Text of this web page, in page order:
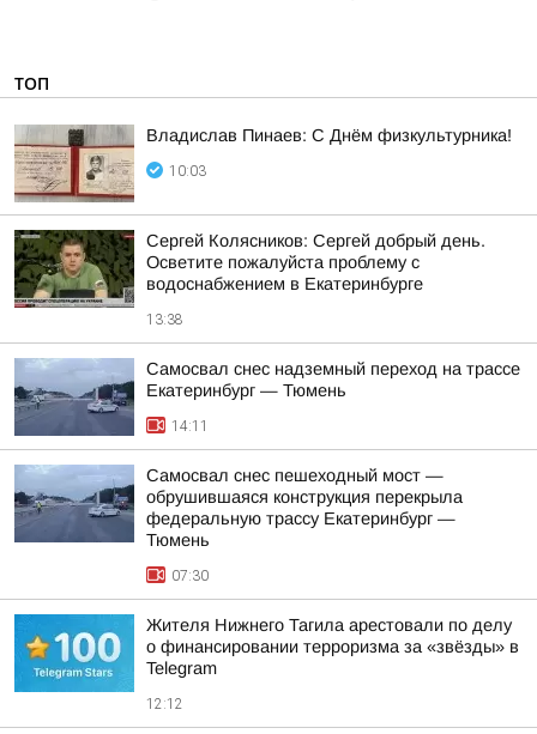
ТОП
Владислав Пинаев: С Днём физкультурника!
10:03
Сергей Колясников: Сергей добрый день.
Осветите пожалуйста проблему с
водоснабжением в Екатеринбурге
13:38
Самосвал снес надземный переход на трассе
Екатеринбург — Тюмень
14:11
Самосвал снес пешеходный мост —
обрушившаяся конструкция перекрыла
федеральную трассу Екатеринбург —
Тюмень
07:30
Жителя Нижнего Тагила арестовали по делу
о финансировании терроризма за «звёзды» в
Telegram
12:12